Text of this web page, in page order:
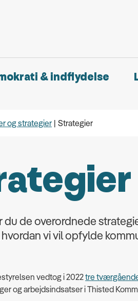
& indflydelse
og strategier Strategier
du de overordnede
hvordan vi vil opfylde
vedtog i 2022tre
og arbejdsindsatser i Thisted